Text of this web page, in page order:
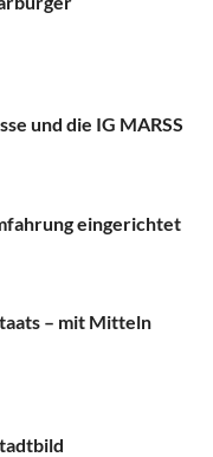
und die IG MARSS
eingerichtet
– mit Mitteln